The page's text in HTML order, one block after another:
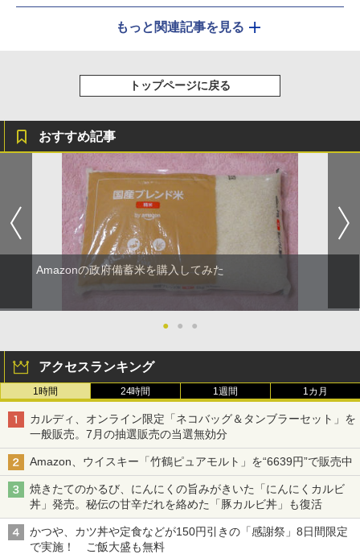
もっと関連記事を見る
トップページに戻る
おすすめ記事
Amazonの政府備蓄米を購入してみた
● ● ●
アクセスランキング
1時間 24時間 1週間 1カ月
カルディ、オンライン限定「ネコバッグ＆タンブラーセット」を
一般販売。7月の抽選販売の当選無効分
Amazon、ウイスキー「竹鶴ピュアモルト」を“6639円”で販売中
焼きたてのかるび、にんにくの旨みがきいた「にんにくカルビ
丼」発売。秘伝の甘辛だれを絡めた「豚カルビ丼」も復活
かつや、カツ丼や定食などが150円引きの「感謝祭」8日間限定
で実施！ ご飯大盛も無料